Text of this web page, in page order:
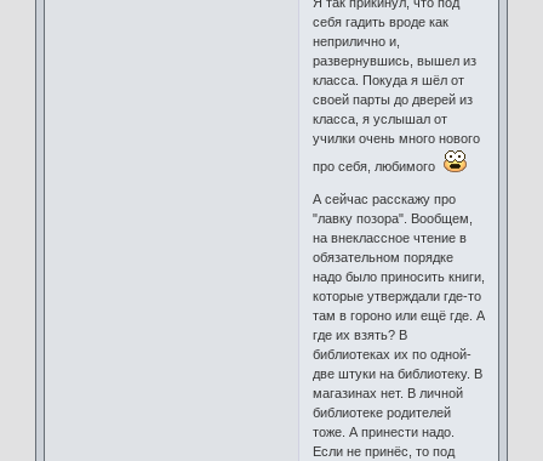
себя гадить вроде как
неприлично и,
развернувшись, вышел из
класса. Покуда я шёл от
своей парты до дверей из
класса, я услышал от
училки очень много нового
про себя, любимого
А сейчас расскажу про
"лавку позора". Вообщем,
на внеклассное чтение в
обязательном порядке
надо было приносить книги,
которые утверждали где-то
там в гороно или ещё где. А
где их взять? В
библиотеках их по одной-
две штуки на библиотеку. В
магазинах нет. В личной
библиотеке родителей
тоже. А принести надо.
Если не принёс, то под